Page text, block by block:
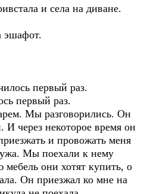
и села на диване.
эшафот.
первый раз.
первый раз.
Мы разговорились. Он
И через некоторое время он
и провожать меня
Мы поехали к нему
они хотят купить, о
Он приезжал ко мне на